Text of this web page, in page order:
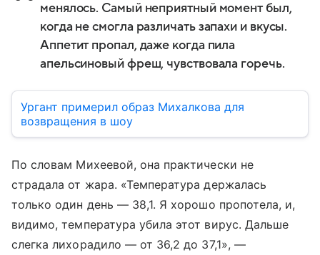
менялось. Самый неприятный момент был,
когда не смогла различать запахи и вкусы.
Аппетит пропал, даже когда пила
апельсиновый фреш, чувствовала горечь.
Ургант примерил образ Михалкова для
возвращения в шоу
По словам Михеевой, она практически не
страдала от жара. «Температура держалась
только один день — 38,1. Я хорошо пропотела, и,
видимо, температура убила этот вирус. Дальше
слегка лихорадило — от 36,2 до 37,1», —